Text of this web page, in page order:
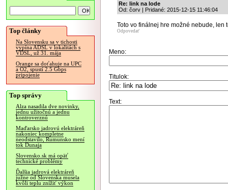
Top články
Na Slovensku sa v tichosti
vypína ADSL v lokalitách s
VDSL, už 31. mája
Orange sa doťahuje na UPC
a O2, spustí 2.5 Gbps
pripojenie
Top správy
Alza nasadila dve novinky,
jednu užitočnú a jednu
kontroverznú
Maďarsko jadrovú elektráreň
nakoniec kompletne
neodstavilo, Rumunsko mení
tok Dunaja
Slovensko.sk má opäť
technické problémy
Ďalšia jadrová elektráreň
južne od Slovenska musela
kvôli teplu znížiť výkon
Re: link na lode
Od: čorv | Pridané: 2015-12-15 11:46:04
Toto vo finálnej hre možné nebude, len
Odpovedať
Meno:
Titulok:
Text: